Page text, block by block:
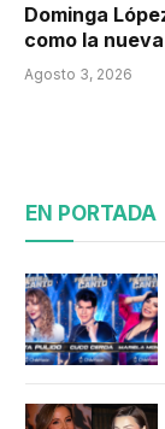
Dominga
como la
Agosto 3, 2026
EN PORTADA